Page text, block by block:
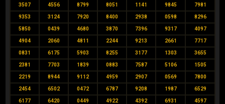
3507 4556 8799 8051 1141 9845 7981
9353 3124 7920 8400 2938 0598 8296
5850 0439 4680 3870 7396 9317 4097
4904 2060 4811 2244 9213 2661 7717
0831 6175 5903 8255 3177 1303 3655
2381 7703 1839 0883 7587 5106 1505
2219 8944 9112 4959 2907 0569 7800
2454 6502 0472 6787 9208 1987 6529
6177 6420 0449 4922 4392 6931 4597